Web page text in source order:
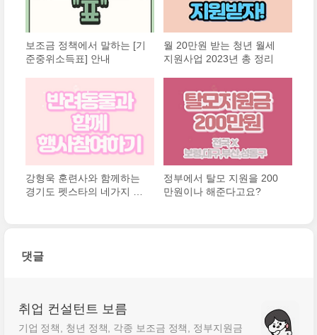
보조금 정책에서 말하는 [기
준중위소득표] 안내
월 20만원 받는 청년 월세
지원사업 2023년 총 정리
강형욱 훈련사와 함께하는
경기도 펫스타의 네가지 프
정부에서 탈모 지원을 200
만원이나 해준다고요?
댓글
취업 컨설턴트 보름
기업 정책, 청년 정책, 각종 보조금 정책, 정부지원금